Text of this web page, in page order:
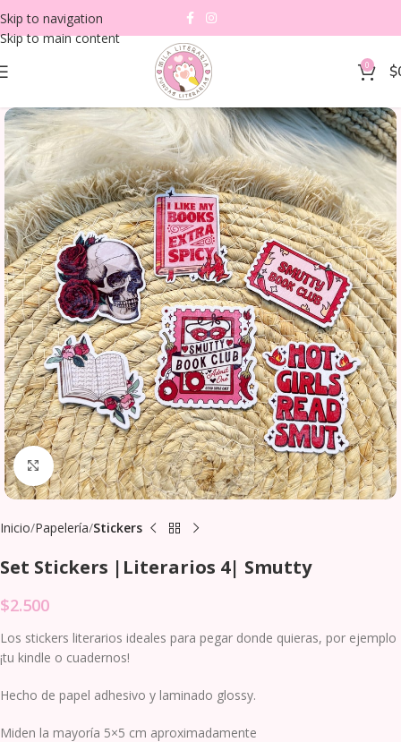
Skip to navigation
Skip to main content
0 $
Clic para agrandar
Inicio Papelería Stickers
Set Stickers |Literarios 4| Smutty
$2.500
Los stickers literarios ideales para pegar donde quieras, por ejemplo
¡tu kindle o cuadernos!
Hecho de papel adhesivo y laminado glossy.
Miden la mayoría 5×5 cm aproximadamente